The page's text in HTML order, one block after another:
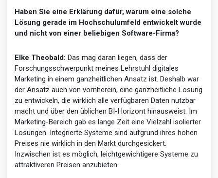
Haben Sie eine Erklärung dafür, warum eine solche
Lösung gerade im Hochschulumfeld entwickelt wurde
und nicht von einer beliebigen Software-Firma?
Elke Theobald: Das mag daran liegen, dass der
Forschungsschwerpunkt meines Lehrstuhl digitales
Marketing in einem ganzheitlichen Ansatz ist. Deshalb war
der Ansatz auch von vornherein, eine ganzheitliche Lösung
zu entwickeln, die wirklich alle verfügbaren Daten nutzbar
macht und über den üblichen BI-Horizont hinausweist. Im
Marketing-Bereich gab es lange Zeit eine Vielzahl isolierter
Lösungen. Integrierte Systeme sind aufgrund ihres hohen
Preises nie wirklich in den Markt durchgesickert.
Inzwischen ist es möglich, leichtgewichtigere Systeme zu
attraktiveren Preisen anzubieten.